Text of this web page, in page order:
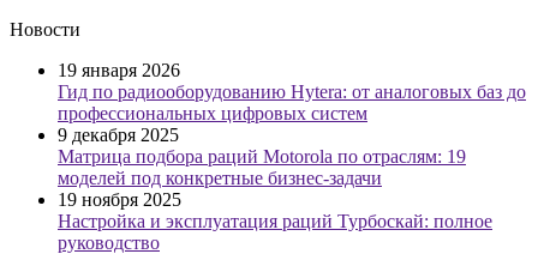
Новости
19 января 2026
Гид по радиооборудованию Hytera: от аналоговых баз до
профессиональных цифровых систем
9 декабря 2025
Матрица подбора раций Motorola по отраслям: 19
моделей под конкретные бизнес-задачи
19 ноября 2025
Настройка и эксплуатация раций Турбоскай: полное
руководство